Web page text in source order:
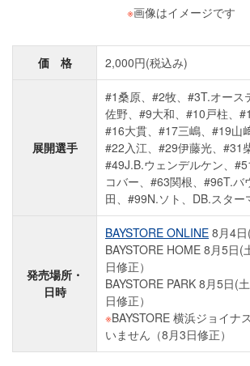
※画像はイメージです
価 格 2,000円(税込み)
展開選手
#1桑原、#2牧、#3T.オース
佐野、#9大和、#10戸柱、
#16大貫、#17三嶋、#19山
#22入江、#29伊藤光、#31
#49J.B.ウェンデルケン、
コバー、#63関根、#96T.バ
田、#99N.ソト、DB.スター
発売場所・
日時
BAYSTORE ONLINE 8月4
BAYSTORE HOME 8月5日
日修正）
BAYSTORE PARK 8月5日(
日修正）
※BAYSTORE 横浜ジョイナ
いません（8月3日修正）